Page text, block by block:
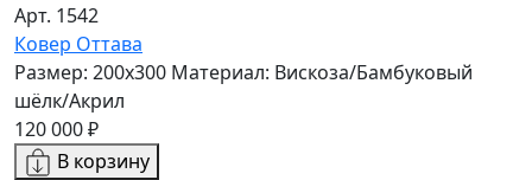
Арт. 1542
Ковер Оттава
Размер: 200x300 Материал: Вискоза/Бамбуковый
шёлк/Акрил
120 000 ₽
В корзину